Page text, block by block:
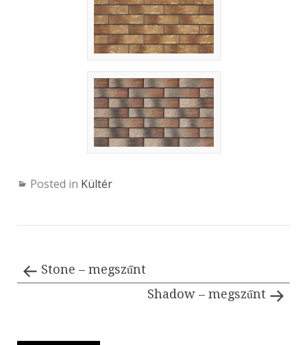
Posted in Kültér
Stone – megszűnt
Shadow – megszűnt